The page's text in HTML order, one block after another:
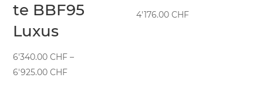
te BBF95
Luxus
6'340.00CHF –
6'925.00CHFPreisspanne:
4'176.00CHF